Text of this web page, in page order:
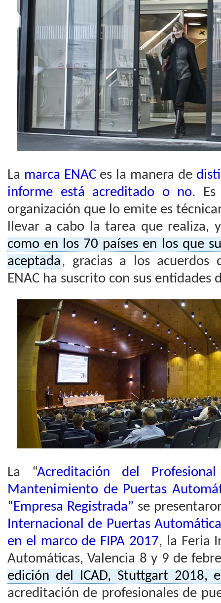
La marca ENACes la manera de
informe está acreditado o no.
organización que lo emite es
llevar a cabo la tarea que realiza,
como en los 70 países en los que
aceptada, gracias a los acuerdos
ENAC ha suscrito con sus entidades
La “Acreditación del
Mantenimiento de Puertas
“Empresa Registrada” se
Internacional de Puertas
en el marco de FIPA 2017, la Feria
Automáticas, Valencia 8 y 9 de
edición del ICAD, Stuttgart 2018,
acreditación de profesionales de